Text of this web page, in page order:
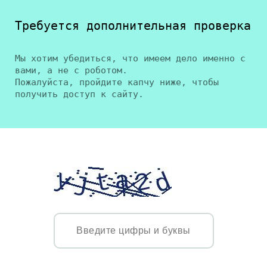
Требуется дополнительная проверка
Мы хотим убедиться, что имеем дело именно с
вами, а не с роботом.
Пожалуйста, пройдите капчу ниже, чтобы
получить доступ к сайту.